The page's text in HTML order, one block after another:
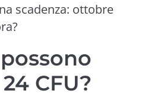
scadenza: ottobre
CFU?